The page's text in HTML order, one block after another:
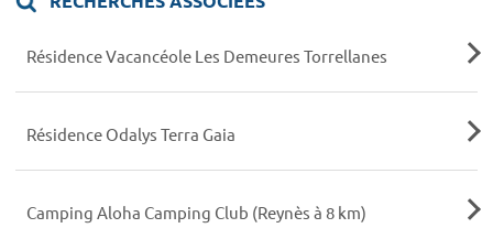
Résidence Vacancéole Les Demeures Torrellanes
Résidence Odalys Terra Gaia
Camping Aloha Camping Club (Reynès à 8 km)